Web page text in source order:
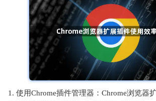
1. 使用Chrome插件管理器：Chrome浏览器